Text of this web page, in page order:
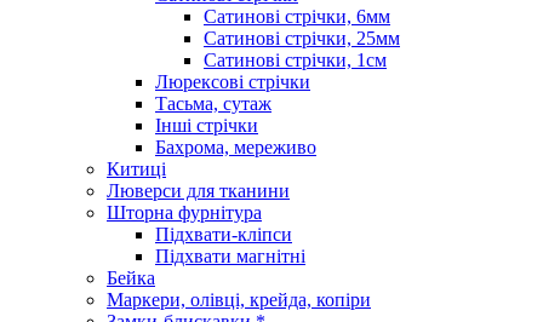
Сатинові стрічки, 6мм
Сатинові стрічки, 25мм
Сатинові стрічки, 1см
Люрексові стрічки
Тасьма, сутаж
Інші стрічки
Бахрома, мереживо
Китиці
Люверси для тканини
Шторна фурнітура
Підхвати-кліпси
Підхвати магнітні
Бейка
Маркери, олівці, крейда, копіри